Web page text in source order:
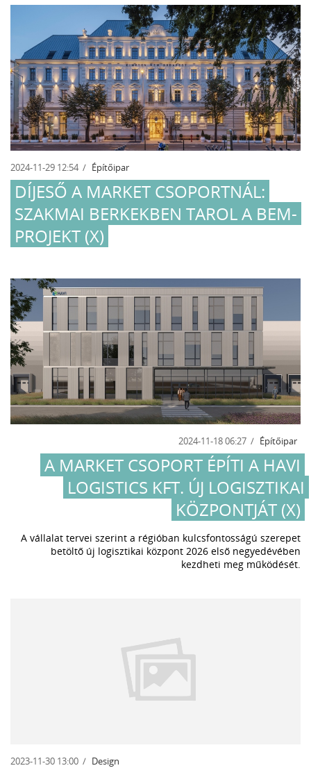
2024-11-29 12:54 Építőipar
DÍJESŐ A MARKET CSOPORTNÁL:
SZAKMAI BERKEKBEN TAROL A BEM-
PROJEKT (X)
2024-11-18 06:27 Építőipar
A MARKET CSOPORT ÉPÍTI A HAVI
LOGISTICS KFT. ÚJ LOGISZTIKAI
KÖZPONTJÁT (X)
A vállalat tervei szerint a régióban kulcsfontosságú szerepet
betöltő új logisztikai központ 2026 első negyedévében
kezdheti meg működését.
2023-11-30 13:00 Design